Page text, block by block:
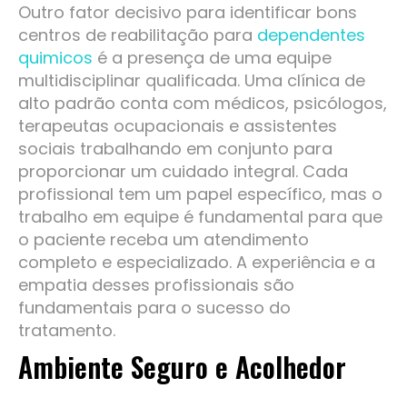
Outro fator decisivo para identificar bons
centros de reabilitação para dependentes
quimicos é a presença de uma equipe
multidisciplinar qualificada. Uma clínica de
alto padrão conta com médicos, psicólogos,
terapeutas ocupacionais e assistentes
sociais trabalhando em conjunto para
proporcionar um cuidado integral. Cada
profissional tem um papel específico, mas o
trabalho em equipe é fundamental para que
o paciente receba um atendimento
completo e especializado. A experiência e a
empatia desses profissionais são
fundamentais para o sucesso do
tratamento.
Ambiente Seguro e Acolhedor